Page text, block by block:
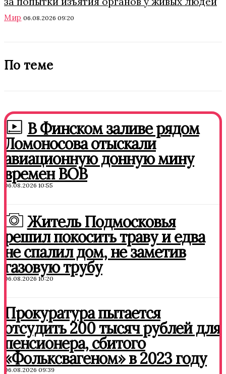
Мир 06.08.2026 09:20
По теме
В Финском заливе рядом
Ломоносова отыскали
авиационную донную мину
времен ВОВ
06.08.2026 10:55
Житель Подмосковья
решил покосить траву и едва
не спалил дом, не заметив
газовую трубу
06.08.2026 10:20
Прокуратура пытается
отсудить 200 тысяч рублей для
пенсионера, сбитого
«Фольксвагеном» в 2023 году
06.08.2026 09:39